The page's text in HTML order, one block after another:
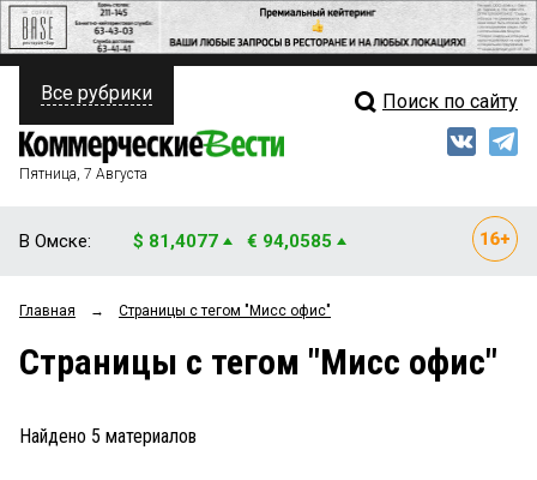
ПОЛИТИКА
ФИНАНСЫ
ОБЩЕСТВО
ЗАКОН
НОВОСТИ КОМПАНИЙ
Свежий выпуск
Мнения
Рейтинги
Все рубрики Поиск по сайту
Пятница, 7 Августа
В Омске: $ 81,4077 € 94,0585
Главная → Страницы c тегом "Мисс офис"
Страницы c тегом "Мисс офис"
Найдено 5 материалов